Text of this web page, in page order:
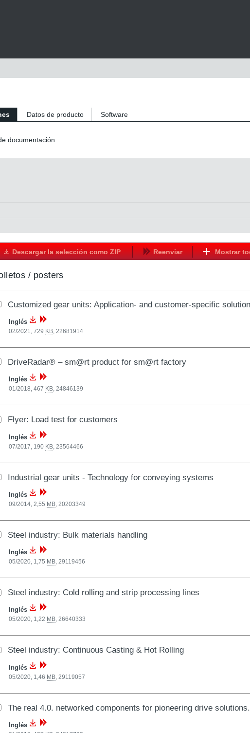
Datos de producto Software
documentación
Descargar la selección como ZIP Reenviar Mostrar
/ posters
Customized gear units: Application- and customer-specific
Inglés
02/2021, 729 KB, 22681914
DriveRadar® – sm@rt product for sm@rt factory
Inglés
01/2018, 467 KB, 24846139
Flyer: Load test for customers
Inglés
07/2017, 190 KB, 23564466
Industrial gear units - Technology for conveying systems
Inglés
09/2014, 2,55 MB, 20203349
Steel industry: Bulk materials handling
Inglés
05/2020, 1,75 MB, 29119456
Steel industry: Cold rolling and strip processing lines
Inglés
05/2020, 1,22 MB, 26640333
Steel industry: Continuous Casting & Hot Rolling
Inglés
05/2020, 1,46 MB, 29119057
The real 4.0. networked components for pioneering drive
Inglés